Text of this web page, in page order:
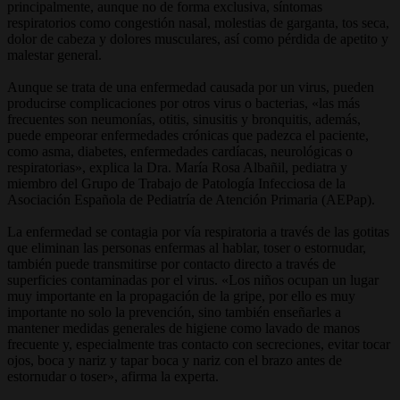
principalmente, aunque no de forma exclusiva, síntomas
respiratorios como congestión nasal, molestias de garganta, tos seca,
dolor de cabeza y dolores musculares, así como pérdida de apetito y
malestar general.
Aunque se trata de una enfermedad causada por un virus, pueden
producirse complicaciones por otros virus o bacterias, «las más
frecuentes son neumonías, otitis, sinusitis y bronquitis, además,
puede empeorar enfermedades crónicas que padezca el paciente,
como asma, diabetes, enfermedades cardíacas, neurológicas o
respiratorias», explica la Dra. María Rosa Albañil, pediatra y
miembro del Grupo de Trabajo de Patología Infecciosa de la
Asociación Española de Pediatría de Atención Primaria (AEPap).
La enfermedad se contagia por vía respiratoria a través de las gotitas
que eliminan las personas enfermas al hablar, toser o estornudar,
también puede transmitirse por contacto directo a través de
superficies contaminadas por el virus. «Los niños ocupan un lugar
muy importante en la propagación de la gripe, por ello es muy
importante no solo la prevención, sino también enseñarles a
mantener medidas generales de higiene como lavado de manos
frecuente y, especialmente tras contacto con secreciones, evitar tocar
ojos, boca y nariz y tapar boca y nariz con el brazo antes de
estornudar o toser», afirma la experta.